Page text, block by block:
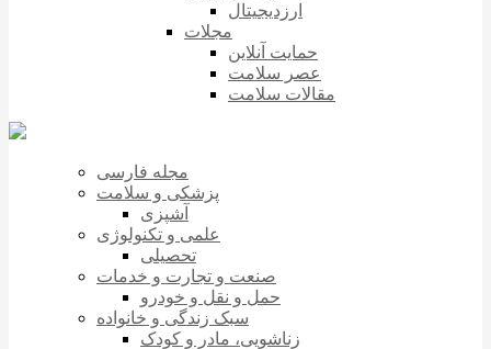
ارزدیجیتال
مجلات
حمایت آنلاین
عصر سلامت
مقالات سلامت
مجله فارسی
پزشکی و سلامت
آشپزی
علمی و تکنولوژی
تحصیلی
صنعت و تجارت و خدمات
حمل و نقل و خودرو
سبک زندگی و خانواده
زناشویی، مادر و کودک